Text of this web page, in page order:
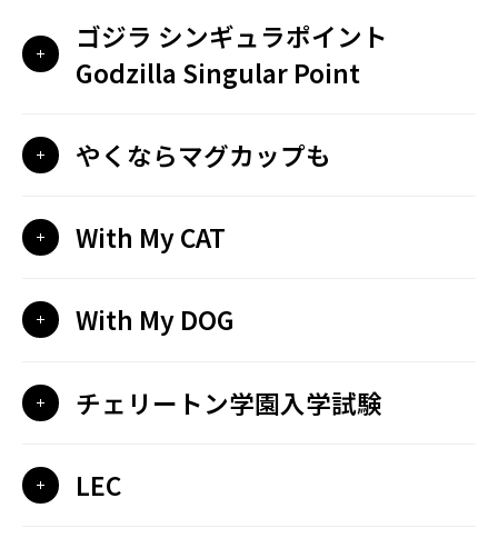
ゴジラ シンギュラポイント
Godzilla Singular Point
やくならマグカップも
With My CAT
With My DOG
チェリートン学園入学試験
LEC